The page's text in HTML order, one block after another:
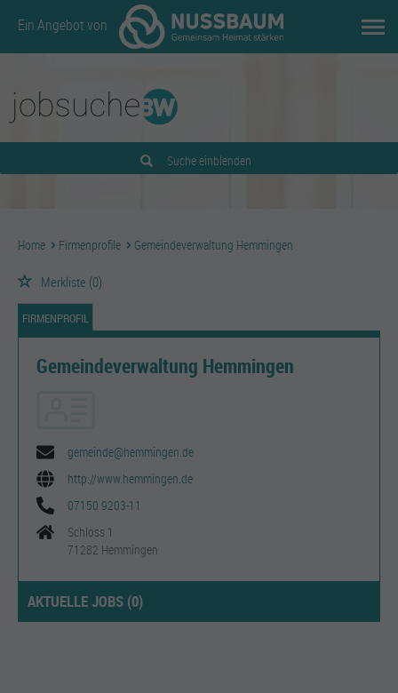
Ein Angebot von
Suche einblenden
Home Firmenprofile Gemeindeverwaltung Hemmingen
Merkliste (0)
FIRMENPROFIL
Gemeindeverwaltung Hemmingen
gemeinde@hemmingen.de
http://www.hemmingen.de
07150 9203-11
Schloss 1
71282 Hemmingen
AKTUELLE JOBS (0)